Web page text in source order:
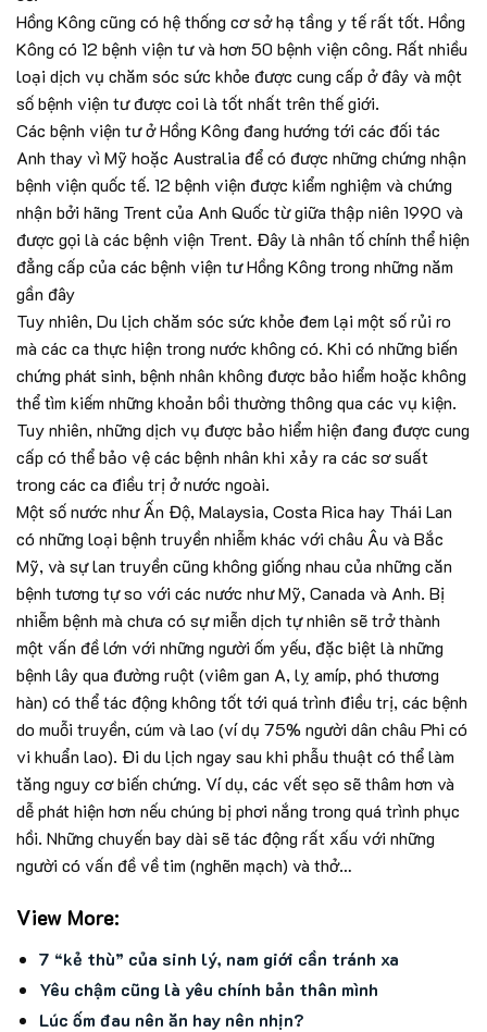
Hồng Kông cũng có hệ thống cơ sở hạ tầng y tế rất tốt. Hồng
Kông có 12 bệnh viện tư và hơn 50 bệnh viện công. Rất nhiều
loại dịch vụ chăm sóc sức khỏe được cung cấp ở đây và một
số bệnh viện tư được coi là tốt nhất trên thế giới.
Các bệnh viện tư ở Hồng Kông đang hướng tới các đối tác
Anh thay vì Mỹ hoặc Australia để có được những chứng nhận
bệnh viện quốc tế. 12 bệnh viện được kiểm nghiệm và chứng
nhận bởi hãng Trent của Anh Quốc từ giữa thập niên 1990 và
được gọi là các bệnh viện Trent. Đây là nhân tố chính thể hiện
đẳng cấp của các bệnh viện tư Hồng Kông trong những năm
gần đây
Tuy nhiên, Du lịch chăm sóc sức khỏe đem lại một số rủi ro
mà các ca thực hiện trong nước không có. Khi có những biến
chứng phát sinh, bệnh nhân không được bảo hiểm hoặc không
thể tìm kiếm những khoản bồi thường thông qua các vụ kiện.
Tuy nhiên, những dịch vụ được bảo hiểm hiện đang được cung
cấp có thể bảo vệ các bệnh nhân khi xảy ra các sơ suất
trong các ca điều trị ở nước ngoài.
Một số nước như Ấn Độ, Malaysia, Costa Rica hay Thái Lan
có những loại bệnh truyền nhiễm khác với châu Âu và Bắc
Mỹ, và sự lan truyền cũng không giống nhau của những căn
bệnh tương tự so với các nước như Mỹ, Canada và Anh. Bị
nhiễm bệnh mà chưa có sự miễn dịch tự nhiên sẽ trở thành
một vấn đề lớn với những người ốm yếu, đặc biệt là những
bệnh lây qua đường ruột (viêm gan A, lỵ amíp, phó thương
hàn) có thể tác động không tốt tới quá trình điều trị, các bệnh
do muỗi truyền, cúm và lao (ví dụ 75% người dân châu Phi có
vi khuẩn lao). Đi du lịch ngay sau khi phẫu thuật có thể làm
tăng nguy cơ biến chứng. Ví dụ, các vết sẹo sẽ thâm hơn và
dễ phát hiện hơn nếu chúng bị phơi nắng trong quá trình phục
hồi. Những chuyến bay dài sẽ tác động rất xấu với những
người có vấn đề về tim (nghẽn mạch) và thở…
View More:
7 “kẻ thù” của sinh lý, nam giới cần tránh xa
Yêu chậm cũng là yêu chính bản thân mình
Lúc ốm đau nên ăn hay nên nhịn?